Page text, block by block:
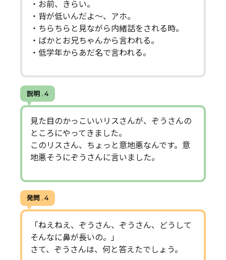
・お前、きらい。
・背が低いんだよ～、アホ。
・ちらちらと見ながら内緒話をされる時。
・ばかとお兄ちゃんから言われる。
・低学年からあだ名で言われる。
説明 . 4
見た目のかっこいいリスさんが、ぞうさんの
ところにやってきました。
このリスさん、ちょっと意地悪なんです。意
地悪そうにぞうさんに言いました。
発問 . 4
「ねえねえ、ぞうさん、ぞうさん、どうして
そんなに鼻が長いの。」
さて、ぞうさんは、何と答えたでしょう。